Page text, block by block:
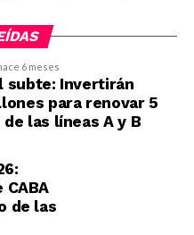
6 meses
subte: Invertirán
para renovar 5
las líneas A y B
CABA
de las